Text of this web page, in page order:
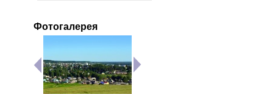
Фотогалерея